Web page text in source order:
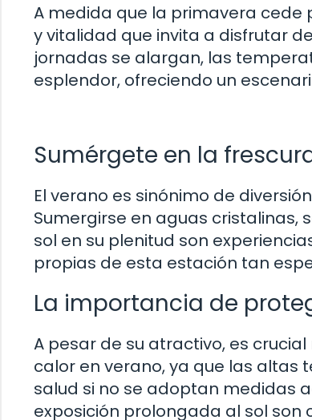
A medida que la primavera cede
y vitalidad que invita a disfrutar
jornadas se alargan, las
esplendor, ofreciendo un
Sumérgete en la
El verano es sinónimo de
Sumergirse en aguas cristalinas,
sol en su plenitud son
propias de esta estación tan
La importancia de
A pesar de su atractivo, es
calor en verano, ya que las
salud si no se adoptan medidas
exposición prolongada al sol